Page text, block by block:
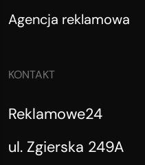
Agencja reklamowa
KONTAKT
Reklamowe24
ul. Zgierska 249A